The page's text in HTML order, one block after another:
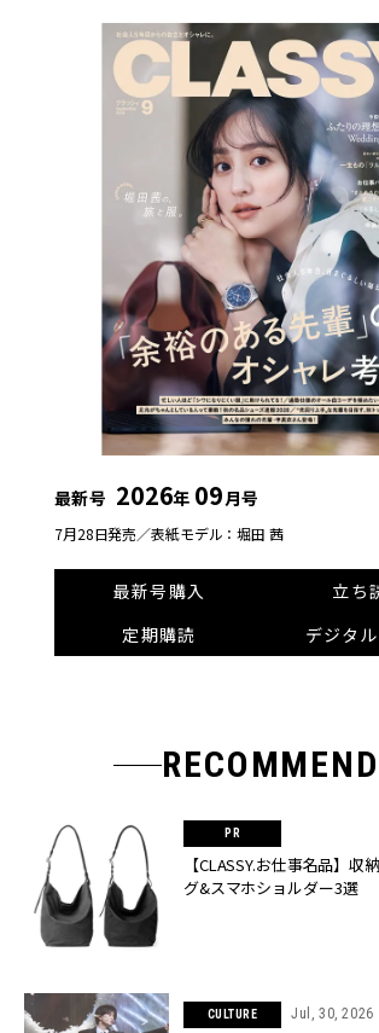
最新号 2026年 09月号
7月28日発売／表紙モデル：堀田 茜
最新号購入
立ち
定期購読
デジタ
RECOMMEND
【CLASSY.お仕事名品】収
グ&スマホショルダー3選
CULTURE Jul, 30, 2026